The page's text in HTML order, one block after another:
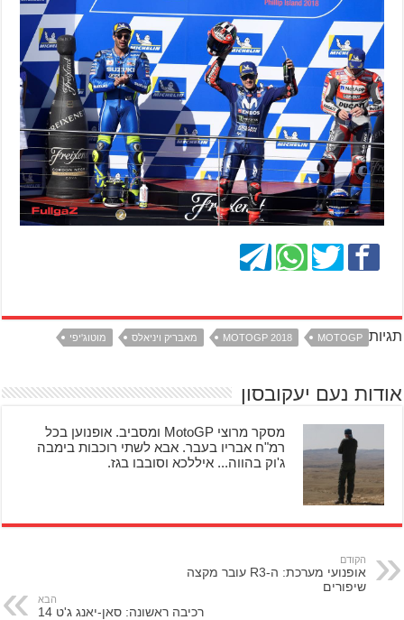
תגיות MOTOGP
MOTOGP 2018 מאבריק ויניאלס מוטוג'יפי
אודות נעם יעקובסון
מסקר מרוצי MotoGP ומסביב. אופנוען בכל
רמ"ח אבריו בעבר. אבא לשתי רוכבות בימבה
ג'וק בהווה... איללכא וסובבו בגז.
הקודם
אופנועי מערכת: ה-R3 עובר מקצה
שיפורים
הבא
רכיבה ראשונה: סאן-יאנג ג'ט 14